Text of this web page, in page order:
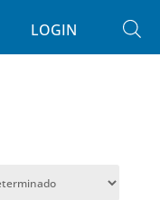
LOGIN